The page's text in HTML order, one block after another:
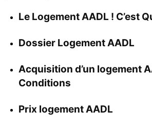
Le Logement AADL ! C’est
Dossier Logement AADL
Acquisition d’un logement
Conditions
Prix logement AADL